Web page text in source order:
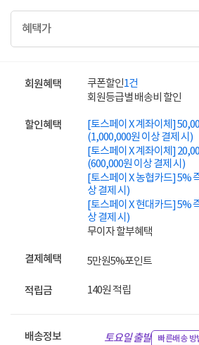
혜택가
회원혜택 쿠폰할인1건
회원등급별 배송비 할인
할인혜택
[토스페이 X 계좌이체]
(1,000,000원 이상 결제 시)
[토스페이 X 계좌이체]
(600,000원 이상 결제 시)
[토스페이 X 농협카드] 5%
상 결제 시)
[토스페이 X 현대카드] 5%
상 결제 시)
무이자 할부혜택
결제혜택 5만원5%포인트
적립금 140원 적립
배송정보 토요일 출발 빠른배송 방